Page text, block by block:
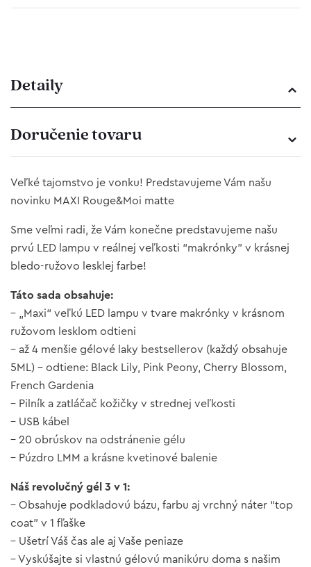
Detaily
Doručenie tovaru
Veľké tajomstvo je vonku! Predstavujeme Vám našu
novinku MAXI Rouge&Moi matte
Sme veľmi radi, že Vám konečne predstavujeme našu
prvú LED lampu v reálnej veľkosti “makrónky” v krásnej
bledo-ružovo lesklej farbe!
Táto sada obsahuje:
– „Maxi“ veľkú LED lampu v tvare makrónky v krásnom
ružovom lesklom odtieni
– až 4 menšie gélové laky bestsellerov (každý obsahuje
5ML) – odtiene: Black Lily, Pink Peony, Cherry Blossom,
French Gardenia
– Pilník a zatláčač kožičky v strednej veľkosti
– USB kábel
– 20 obrúskov na odstránenie gélu
– Púzdro LMM a krásne kvetinové balenie
Náš revolučný gél 3 v 1:
– Obsahuje podkladovú bázu, farbu aj vrchný náter “top
coat” v 1 fľaške
– Ušetrí Váš čas ale aj Vaše peniaze
– Vyskúšajte si vlastnú gélovú manikúru doma s našim